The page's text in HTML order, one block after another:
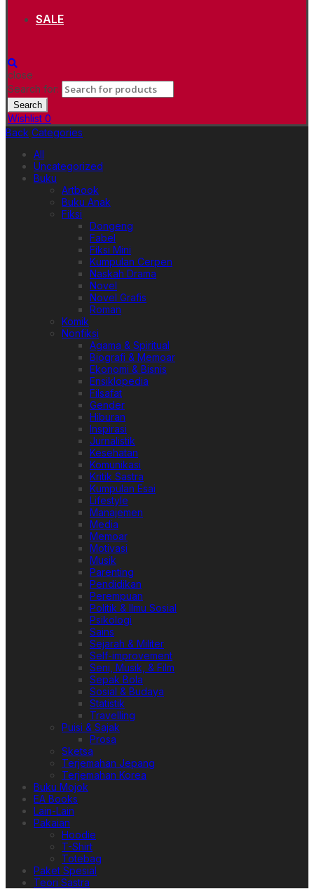
SALE
close
Search for:
Search
Wishlist 0
Back Categories
All
Uncategorized
Buku
Artbook
Buku Anak
Fiksi
Dongeng
Fabel
Fiksi Mini
Kumpulan Cerpen
Naskah Drama
Novel
Novel Grafis
Roman
Komik
Nonfiksi
Agama & Spiritual
Biografi & Memoar
Ekonomi & Bisnis
Ensiklopedia
Filsafat
Gender
Hiburan
Inspirasi
Jurnalistik
Kesehatan
Komunikasi
Kritik Sastra
Kumpulan Esai
Lifestyle
Manajemen
Media
Memoar
Motivasi
Musik
Parenting
Pendidikan
Perempuan
Politik & Ilmu Sosial
Psikologi
Sains
Sejarah & Militer
Self-improvement
Seni, Musik, & Film
Sepak Bola
Sosial & Budaya
Statistik
Travelling
Puisi & Sajak
Prosa
Sketsa
Terjemahan Jepang
Terjemahan Korea
Buku Mojok
EA Books
Lain-Lain
Pakaian
Hoodie
T-Shirt
Totebag
Paket Spesial
Teori Sastra